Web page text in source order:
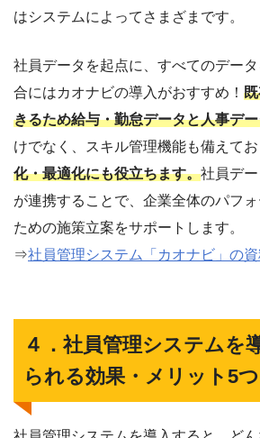
はシステムによってさまざまです。
社員データを起点に、すべてのデー
合にはカオナビの導入がおすすめ！
きるため給与・勤怠データと人事デ
けでなく、スキル管理機能も備えてお
化・最適化にも役立ちます。社員デ
が連携することで、企業全体のパフ
ための施策立案をサポートします。
⇒社員管理システム「カオナビ」の
４．社員管理システムを
られる効果・メリット5つ